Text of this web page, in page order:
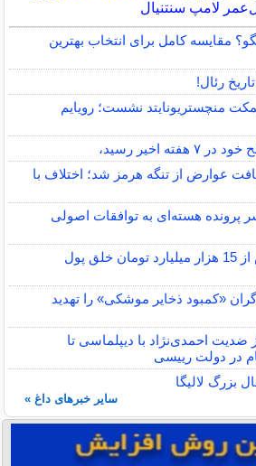
لامپ سنتنیال
مقایسه کامل برای انتخاب بهترین
رئال!
منچستریونایتد نشست؛ رویایم
اخیر رسید،
عوارض از تنگه هرمز شد؛ اختلاف با
پرونده هسته‌ای به توافقات اصولی
در سال 1404 روزانه بیش از 15 هزار میلیارد تومان خلق پول
«کمبود ذخایر موشکی» را تهدید
ضدیت احمدی‌نژاد با دیپلماسی تا
در دولت رییسی
سایر خبرهای داغ »